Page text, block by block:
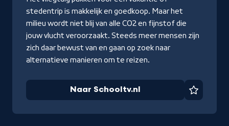
stedentrip is makkelijk en goedkoop. Maar het
milieu wordt niet blij van alle CO2 en fijnstof die
jouw vlucht veroorzaakt. Steeds meer mensen zijn
zich daar bewust van en gaan op zoek naar
alternatieve manieren om te reizen.
Naar Schooltv.nl